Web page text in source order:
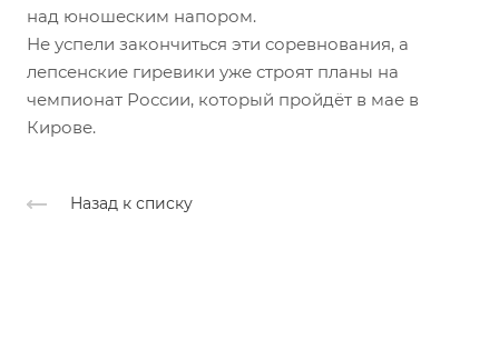
над юношеским напором.
Не успели закончиться эти соревнования, а
лепсенские гиревики уже строят планы на
чемпионат России, который пройдёт в мае в
Кирове.
Назад к списку